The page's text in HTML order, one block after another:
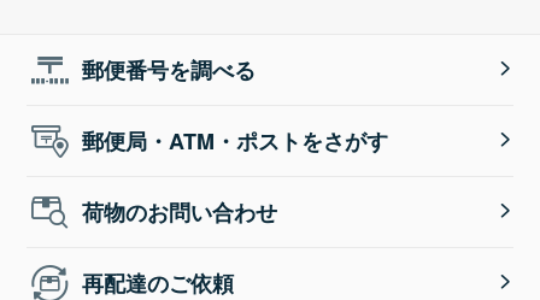
郵便番号を調べる
郵便局・ATM・ポストをさがす
荷物のお問い合わせ
再配達のご依頼